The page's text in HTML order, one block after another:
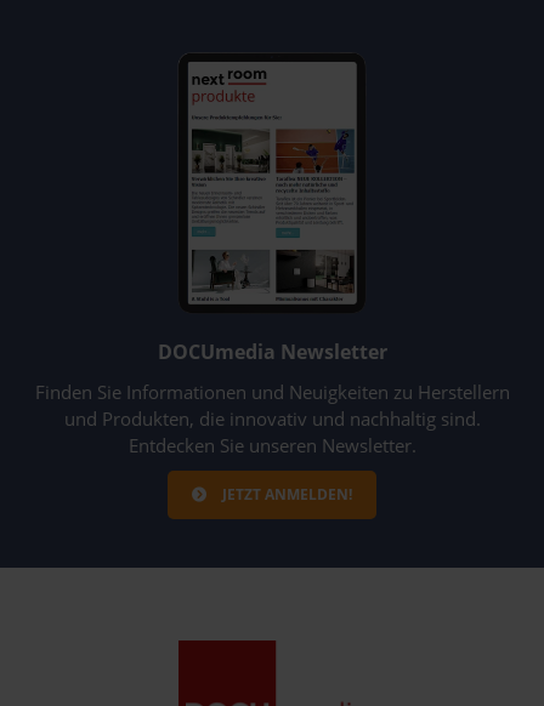
DOCUmedia Newsletter
Finden Sie Informationen und Neuigkeiten zu Herstellern
und Produkten, die innovativ und nachhaltig sind.
Entdecken Sie unseren Newsletter.
JETZT ANMELDEN!